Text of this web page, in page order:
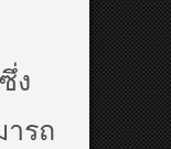
ง
ารถ